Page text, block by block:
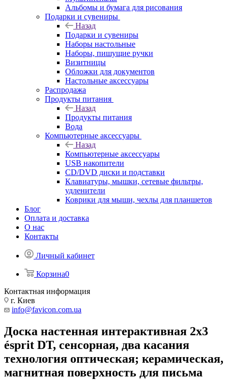
Альбомы и бумага для рисования
Подарки и сувениры
Назад
Подарки и сувениры
Наборы настольные
Наборы, пишущие ручки
Визитницы
Обложки для документов
Настольные аксессуары
Распродажа
Продукты питания
Назад
Продукты питания
Вода
Компьютерные аксессуары
Назад
Компьютерные аксессуары
USB накопители
CD/DVD диски и подставки
Клавиатуры, мышки, сетевые фильтры,
удленители
Коврики для мыши, чехлы для планшетов
Блог
Оплата и доставка
О нас
Контакты
Личный кабинет
Корзина0
Контактная информация
г. Киев
info@favicon.com.ua
Доска настенная интерактивная 2x3
ésprit DT, сенсорная, два касания
технология оптическая; керамическая,
магнитная поверхность для письма